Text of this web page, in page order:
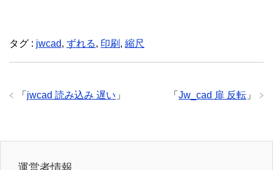
タグ : jwcad, ずれる, 印刷 , 縮尺
「 Jw_cad 扉 反転 」
「 jwcad 読み込み 遅い 」